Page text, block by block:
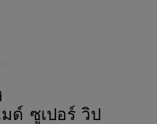
ด์ ซูเปอร์ วิป